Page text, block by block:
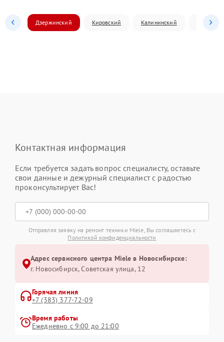
Дзержинский Кировский Калининский
Контактная информация
Если требуется задать вопрос специалисту, оставьте
свои данные и дежурный специалист с радостью
проконсультирует Вас!
Отправляя заявку на ремонт техники Miele, Вы соглашаетесь с
Политикой конфиденциальности
Адрес сервисного центра Miele в Новосибирске:
г. Новосибирск, Советская улица, 12
Горячая линия
+7 (383) 377-72-09
Время работы
Ежедневно с 9:00 до 21:00